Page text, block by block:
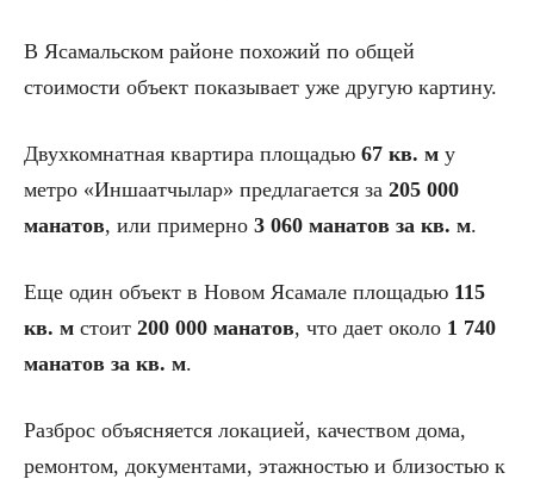
В Ясамальском районе похожий по общей
стоимости объект показывает уже другую картину.
Двухкомнатная квартира площадью 67 кв. м у
метро «Иншаатчылар» предлагается за 205 000
манатов, или примерно 3 060 манатов за кв. м.
Еще один объект в Новом Ясамале площадью 115
кв. м стоит 200 000 манатов, что дает около 1 740
манатов за кв. м.
Разброс объясняется локацией, качеством дома,
ремонтом, документами, этажностью и близостью к